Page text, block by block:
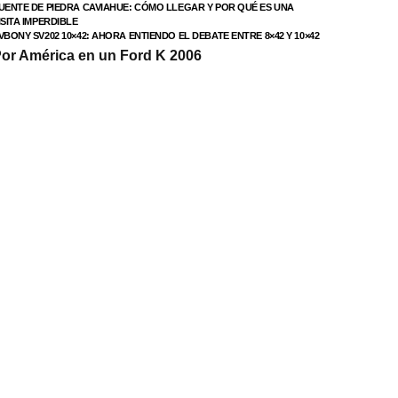
DE PIEDRA CAVIAHUE: CÓMO LLEGAR Y POR QUÉ ES UNA
IMPERDIBLE
SV202 10×42: AHORA ENTIENDO EL DEBATE ENTRE 8×42 Y 10×42
América en un Ford K 2006